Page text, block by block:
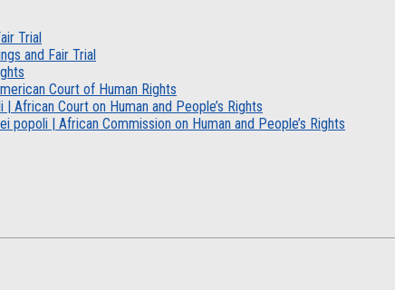
Trial
and Fair Trial
Court of Human Rights
African Court on Human and People’s Rights
popoli | African Commission on Human and People’s Rights